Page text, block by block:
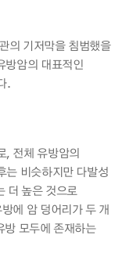
의 기저막을 침범했을
방암의 대표적인
.
, 전체 유방암의
비슷하지만 다발성
더 높은 것으로
에 암 덩어리가 두 개
방 모두에 존재하는